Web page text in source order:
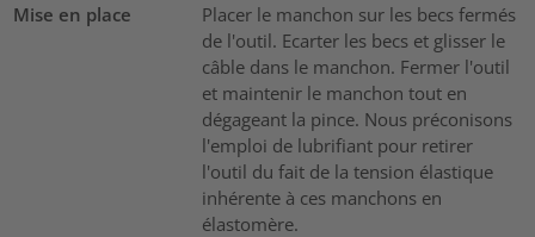
Mise en place
Placer le manchon sur les becs fermés
de l'outil. Ecarter les becs et glisser le
câble dans le manchon. Fermer l'outil
et maintenir le manchon tout en
dégageant la pince. Nous préconisons
l'emploi de lubrifiant pour retirer
l'outil du fait de la tension élastique
inhérente à ces manchons en
élastomère.